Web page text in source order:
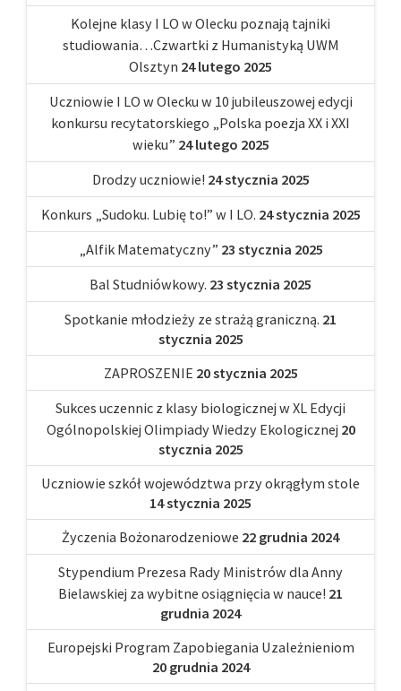
Kolejne klasy I LO w Olecku poznają tajniki
studiowania…Czwartki z Humanistyką UWM
Olsztyn 24 lutego 2025
Uczniowie I LO w Olecku w 10 jubileuszowej edycji
konkursu recytatorskiego „Polska poezja XX i XXI
wieku” 24 lutego 2025
Drodzy uczniowie! 24 stycznia 2025
Konkurs „Sudoku. Lubię to!” w I LO. 24 stycznia 2025
„Alfik Matematyczny” 23 stycznia 2025
Bal Studniówkowy. 23 stycznia 2025
Spotkanie młodzieży ze strażą graniczną. 21
stycznia 2025
ZAPROSZENIE 20 stycznia 2025
Sukces uczennic z klasy biologicznej w XL Edycji
Ogólnopolskiej Olimpiady Wiedzy Ekologicznej 20
stycznia 2025
Uczniowie szkół województwa przy okrągłym stole
14 stycznia 2025
Życzenia Bożonarodzeniowe 22 grudnia 2024
Stypendium Prezesa Rady Ministrów dla Anny
Bielawskiej za wybitne osiągnięcia w nauce! 21
grudnia 2024
Europejski Program Zapobiegania Uzależnieniom
20 grudnia 2024